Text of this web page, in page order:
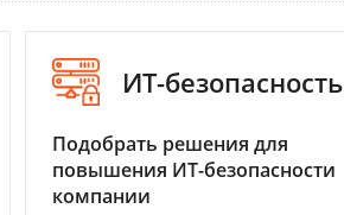
ИТ-безопасность
Подобрать решения для
повышения ИТ-безопасности
компании